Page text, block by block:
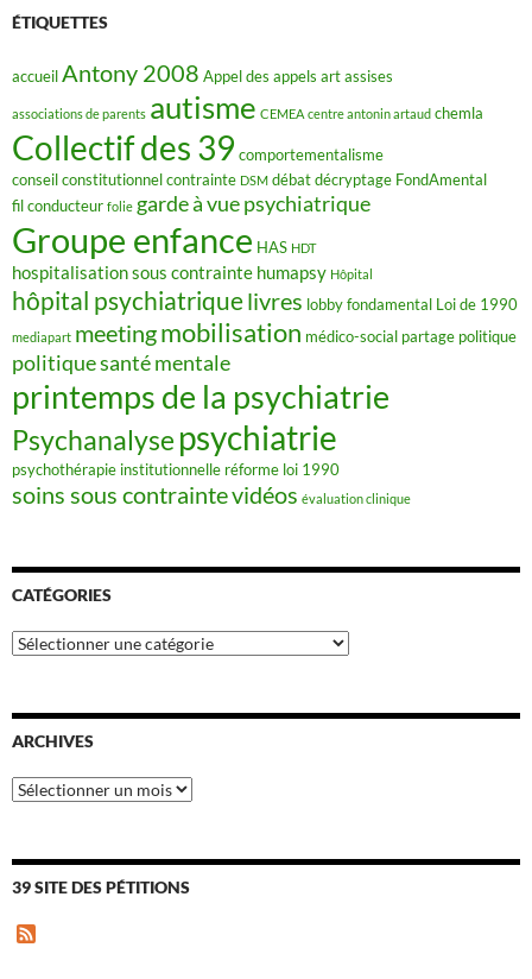
o
o
ÉTIQUETTES
accueilAntony 2008 Appel des appels artassises
associations de parents autisme CEMEA centre antonin artaud chemla
Collectif des 39 comportementalisme
conseil constitutionnelcontrainte DSM débatdécryptage FondAmental
fil conducteur folie garde à vue psychiatrique
Groupe enfance HAS HDT
hospitalisation sous contrainte humapsy Hôpital
hôpital psychiatriquelivres lobby fondamental Loi de 1990
mediapart meetingmobilisation médico-social partage politique
politique santé mentale
printemps de la psychiatrie
Psychanalyse psychiatrie
psychothérapie institutionnelle réforme loi 1990
soins sous contraintevidéos évaluation clinique
CATÉGORIES
Catégories
ARCHIVES
Archives
39 SITE DES PÉTITIONS